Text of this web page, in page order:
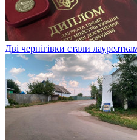
Дві чернігівки стали